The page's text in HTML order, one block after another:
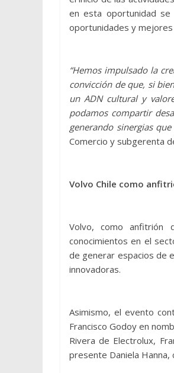
en esta oportunidad se
oportunidades y mejores
“Hemos impulsado la
convicción de que, si
un ADN cultural y
podamos compartir
generando sinergias
Comercio y subgerenta
Volvo Chile como
Volvo, como anfitrión
conocimientos en el
de generar espacios de
innovadoras.
Asimismo, el evento
Francisco Godoy en
Rivera de Electrolux,
presente Daniela Hanna,